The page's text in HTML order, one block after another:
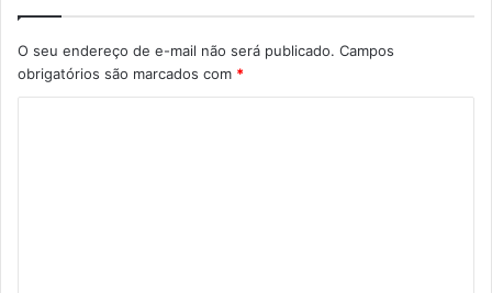
O seu endereço de e-mail não será publicado. Campos
obrigatórios são marcados com *